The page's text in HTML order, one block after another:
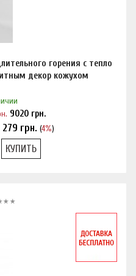
горения с тепло
декор кожухом
9020 грн.
279 грн. (4%)
КУПИТЬ